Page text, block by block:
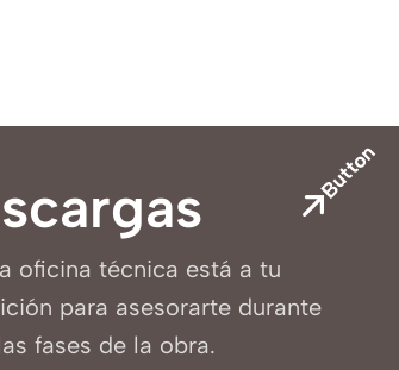
Button
oficina técnica está a tu
para asesorarte durante
fases de la obra.